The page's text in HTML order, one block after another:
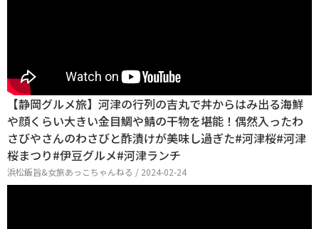
【静岡グルメ旅】河津の行列の吉丸で丼からはみ出る海鮮
や顔くらい大きい金目鯛や鯖の干物を堪能！偶然入ったわ
さびやさんのわさびと酢漬けが美味し過ぎた#河津桜#河津
桜まつり#伊豆グルメ#河津ランチ
浜松飯旨&女旅あっこちゃんねる / 2024-02-24